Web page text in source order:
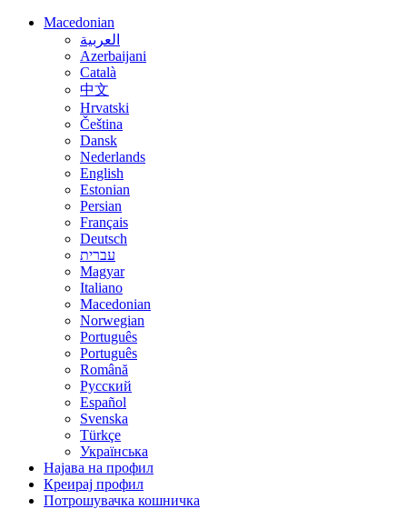
Macedonian
العربية
Azerbaijani
Català
中文
Hrvatski
Čeština
Dansk
Nederlands
English
Estonian
Persian
Français
Deutsch
עברית
Magyar
Italiano
Macedonian
Norwegian
Português
Português
Română
Русский
Español
Svenska
Türkçe
Українська
Најава на профил
Креирај профил
Потрошувачка кошничка